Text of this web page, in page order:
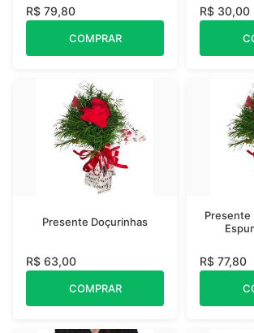
R$ 79,80
COMPRAR
R$ 30,00
Presente Doçurinhas
R$ 63,00
COMPRAR
Presente
R$ 77,80